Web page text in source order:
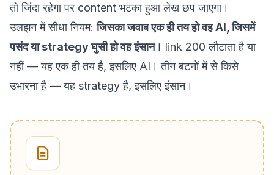
तो जिंदा रहेगा पर content भटका हुआ लेख छप जाएगा।
उलझन में सीधा नियम:जिसका जवाब एक ही तय हो वह AI, जिसमें
पसंद या strategy घुसी हो वह इंसान। link 200 लौटाता है या
नहीं — यह एक ही तय है, इसलिए AI। तीन बटनों में से किसे
उभारना है — यह strategy है, इसलिए इंसान।